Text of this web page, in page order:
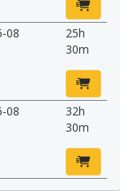
08
25h
30m
08
32h
30m